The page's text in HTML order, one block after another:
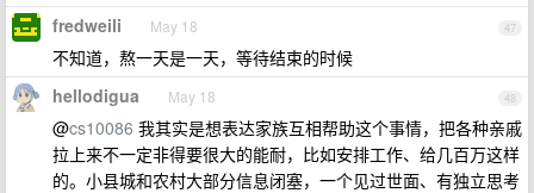
47
fredweili May 18
不知道，熬一天是一天，等待结束的时候
48
hellodigua May 18
@cs10086 我其实是想表达家族互相帮助这个事情，把各种亲戚
拉上来不一定非得要很大的能耐，比如安排工作、给几百万这样
的。小县城和农村大部分信息闭塞，一个见过世面、有独立思考